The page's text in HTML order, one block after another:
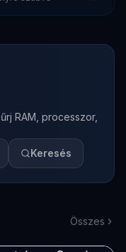
RAM, processzor,
Keresés
Összes